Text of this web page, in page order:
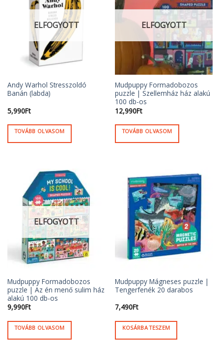
ELFOGYOTT
Andy Warhol Stresszoldó
Banán (labda)
5,990Ft
TOVÁBB OLVASOM
ELFOGYOTT
Mudpuppy Formadobozos
puzzle | Szellemház ház alakú
100 db-os
12,990Ft
TOVÁBB OLVASOM
ELFOGYOTT
Mudpuppy Formadobozos
puzzle | Az én menő sulim ház
alakú 100 db-os
9,990Ft
TOVÁBB OLVASOM
Mudpuppy Mágneses puzzle |
Tengerfenék 20 darabos
7,490Ft
KOSÁRBA TESZEM